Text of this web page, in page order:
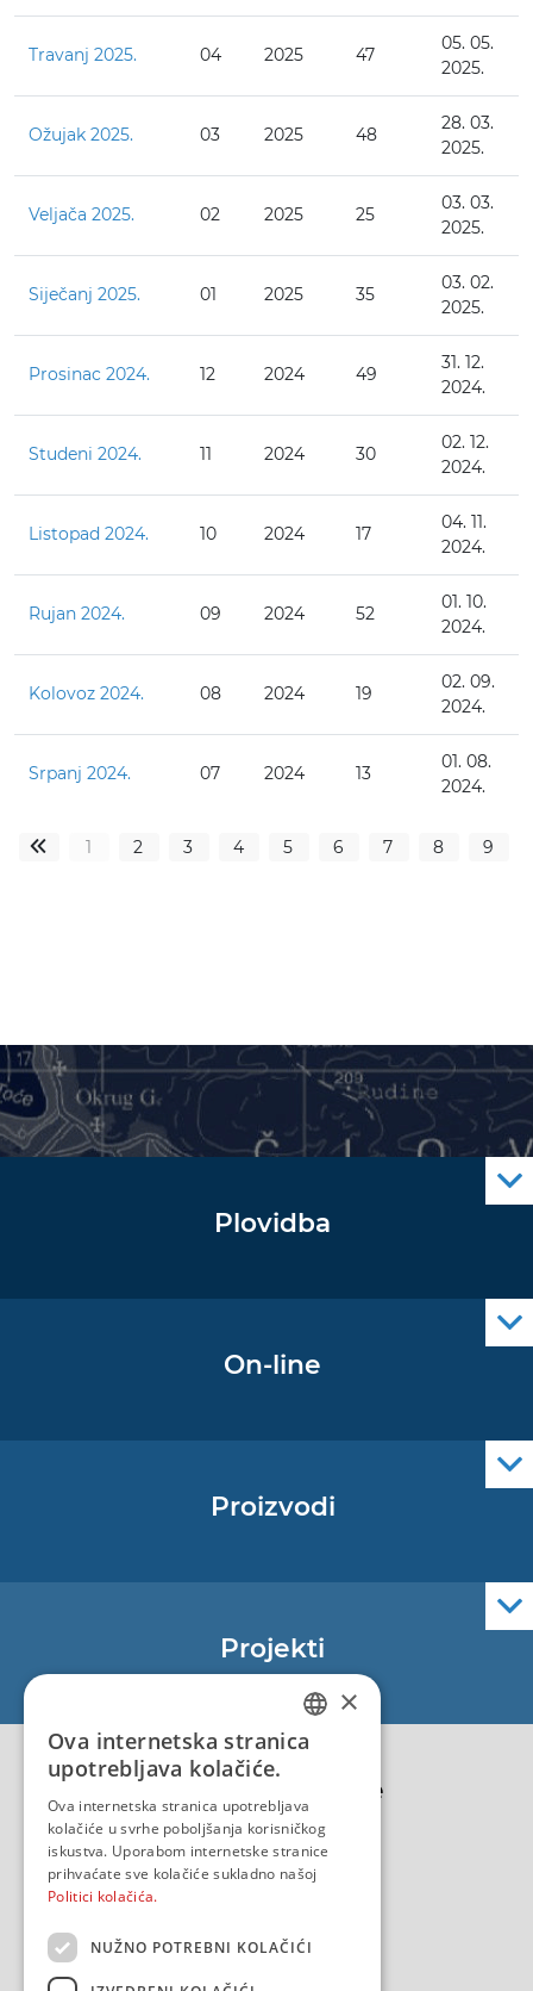
Travanj 2025. 04 2025 47
05. 05.
2025.
Ožujak 2025. 03 2025 48
28. 03.
2025.
Veljača 2025. 02 2025 25
03. 03.
2025.
Siječanj 2025. 01 2025 35
03. 02.
2025.
Prosinac 2024. 12 2024 49
31. 12.
2024.
Studeni 2024. 11 2024 30
02. 12.
2024.
Listopad 2024. 10 2024 17
04. 11.
2024.
Rujan 2024. 09 2024 52
01. 10.
2024.
Kolovoz 2024. 08 2024 19
02. 09.
2024.
Srpanj 2024. 07 2024 13
01. 08.
2024.
« 1 2 3 4 5 6 7 8 9
Plovidba
On-line
Proizvodi
Projekti
EU - Projekt Core
EU - EU/IPA Projekt JASPPer
EU - Projekt NauTour
Politika kvalitete
CROATIAN
×
Ova internetska stranica
upotrebljava kolačiće.
Ova internetska stranica upotrebljava
kolačiće u svrhe poboljšanja korisničkog
iskustva. Uporabom internetske stranice
prihvaćate sve kolačiće sukladno našoj
Politici kolačića.
NUŽNO POTREBNI KOLAČIĆI